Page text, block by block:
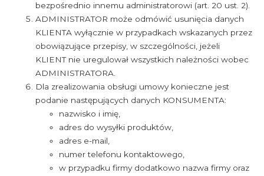
bezpośrednio innemu administratorowi (art. 20 ust. 2).
ADMINISTRATOR może odmówić usunięcia danych
KLIENTA wyłącznie w przypadkach wskazanych przez
obowiązujące przepisy, w szczególności, jeżeli
KLIENT nie uregulował wszystkich należności wobec
ADMINISTRATORA.
Dla zrealizowania obsługi umowy konieczne jest
podanie następujących danych KONSUMENTA:
nazwisko i imię,
adres do wysyłki produktów,
adres e-mail,
numer telefonu kontaktowego,
w przypadku firmy dodatkowo nazwa firmy oraz